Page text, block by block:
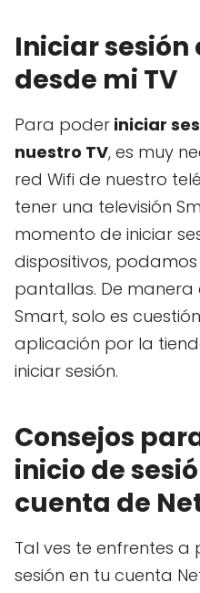
Iniciar sesión
desde mi TV
Para poder iniciar
nuestro TV, es muy
red Wifi de nuestro
tener una televisión
momento de iniciar
dispositivos,
pantallas. De manera
Smart, solo es
aplicación por la
iniciar sesión.
Consejos
inicio de
cuenta de
Tal ves te enfrentes
sesión en tu cuenta